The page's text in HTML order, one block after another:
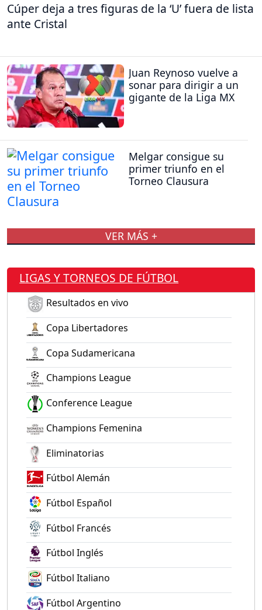
Cúper deja a tres figuras de la ‘U’ fuera de lista
ante Cristal
Juan Reynoso vuelve a
sonar para dirigir a un
gigante de la Liga MX
Melgar consigue su
primer triunfo en el
Torneo Clausura
VER MÁS +
LIGAS Y TORNEOS DE FÚTBOL
Resultados en vivo
Copa Libertadores
Copa Sudamericana
Champions League
Conference League
Champions Femenina
Eliminatorias
Fútbol Alemán
Fútbol Español
Fútbol Francés
Fútbol Inglés
Fútbol Italiano
Fútbol Argentino